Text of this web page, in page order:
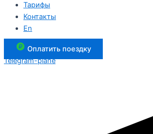
Тарифы
Контакты
En
Оплатить поездку
Telegram-plane